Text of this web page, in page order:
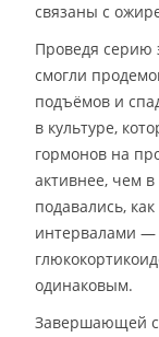
связаны с
Проведя серию
смогли
подъёмов и
в культуре,
гормонов на
активнее, чем
подавались,
интервалами —
одинаковым.
Завершающей